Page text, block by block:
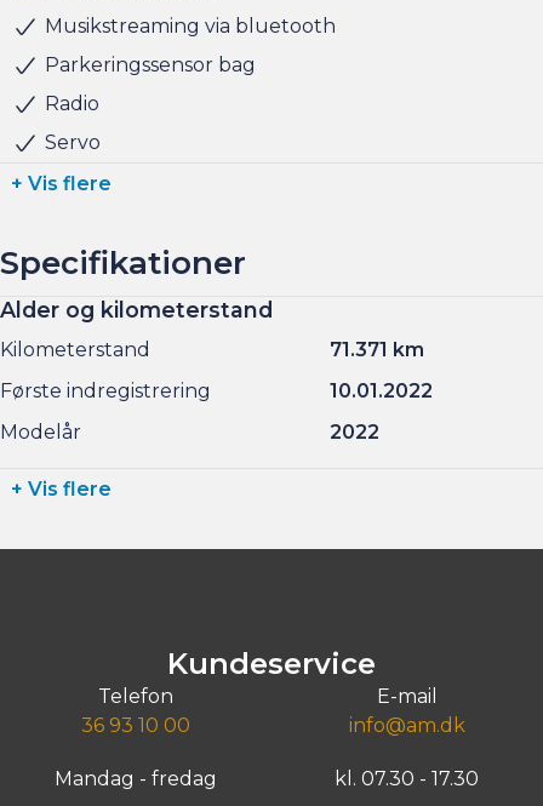
Musikstreaming via bluetooth
Parkeringssensor bag
Radio
Servo
+ Vis flere
Specifikationer
Alder og kilometerstand
Kilometerstand
71.371 km
Første indregistrering
10.01.2022
Modelår
2022
+ Vis flere
Kundeservice
Telefon
36 93 10 00
E-mail
info@am.dk
Mandag - fredag kl. 07.30 - 17.30